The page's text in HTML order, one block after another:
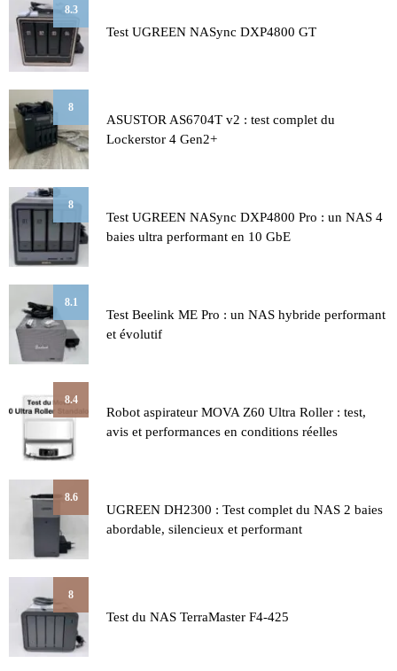
8.3
Test UGREEN NASync DXP4800 GT
8
ASUSTOR AS6704T v2 : test complet du
Lockerstor 4 Gen2+
8
Test UGREEN NASync DXP4800 Pro : un NAS 4
baies ultra performant en 10 GbE
8.1
Test Beelink ME Pro : un NAS hybride performant
et évolutif
8.4
Robot aspirateur MOVA Z60 Ultra Roller : test,
avis et performances en conditions réelles
8.6
UGREEN DH2300 : Test complet du NAS 2 baies
abordable, silencieux et performant
8
Test du NAS TerraMaster F4-425